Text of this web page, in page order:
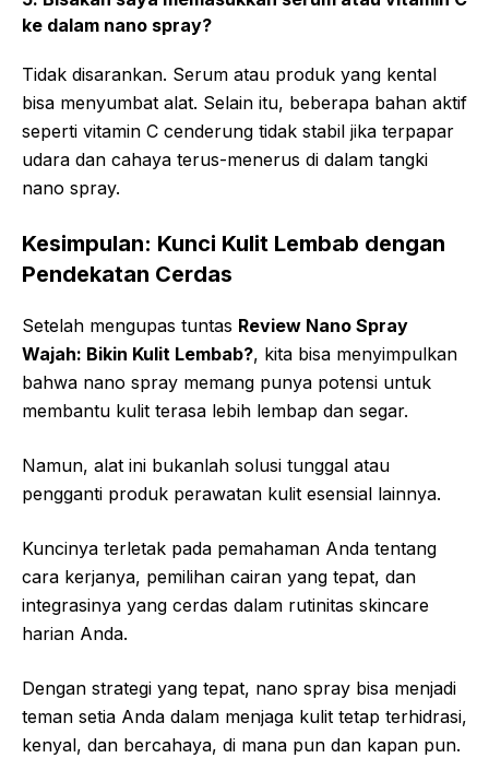
ke dalam nano spray?
Tidak disarankan. Serum atau produk yang kental
bisa menyumbat alat. Selain itu, beberapa bahan aktif
seperti vitamin C cenderung tidak stabil jika terpapar
udara dan cahaya terus-menerus di dalam tangki
nano spray.
Kesimpulan: Kunci Kulit Lembab dengan
Pendekatan Cerdas
Setelah mengupas tuntas Review Nano Spray
Wajah: Bikin Kulit Lembab?, kita bisa menyimpulkan
bahwa nano spray memang punya potensi untuk
membantu kulit terasa lebih lembap dan segar.
Namun, alat ini bukanlah solusi tunggal atau
pengganti produk perawatan kulit esensial lainnya.
Kuncinya terletak pada pemahaman Anda tentang
cara kerjanya, pemilihan cairan yang tepat, dan
integrasinya yang cerdas dalam rutinitas skincare
harian Anda.
Dengan strategi yang tepat, nano spray bisa menjadi
teman setia Anda dalam menjaga kulit tetap terhidrasi,
kenyal, dan bercahaya, di mana pun dan kapan pun.